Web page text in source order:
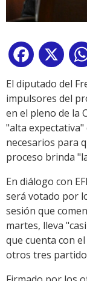
Facebook
X
El diputado del
impulsores del
en el pleno de la
"alta expectativa"
necesarios para
proceso brinda
En diálogo con
será votado por
sesión que
martes, lleva
que cuenta con
otros tres